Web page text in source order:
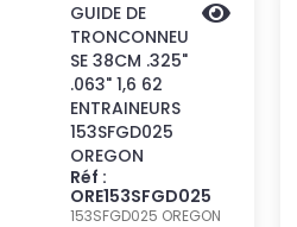
GUIDE DE
TRONCONNEU
SE 38CM .325"
.063" 1,6 62
ENTRAINEURS
153SFGD025
OREGON
Réf :
ORE153SFGD025
153SFGD025 OREGON